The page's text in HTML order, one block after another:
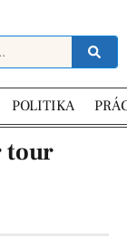
POLITIKA
tour